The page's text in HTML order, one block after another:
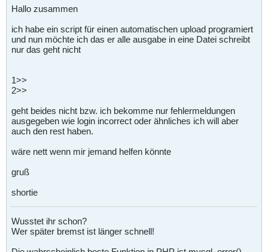
Hallo zusammen
ich habe ein script für einen automatischen upload programiert
und nun möchte ich das er alle ausgabe in eine Datei schreibt
nur das geht nicht
1>>
2>>
geht beides nicht bzw. ich bekomme nur fehlermeldungen
ausgegeben wie login incorrect oder ähnliches ich will aber
auch den rest haben.
wäre nett wenn mir jemand helfen könnte
gruß
shortie
Wusstet ihr schon?
Wer später bremst ist länger schnell!